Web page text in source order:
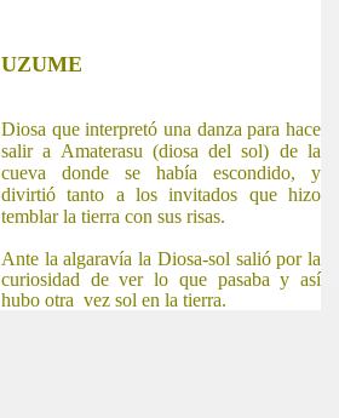
UZUME
Diosa que interpretó una danza para hace
salir a Amaterasu (diosa del sol) de la
cueva donde se había escondido, y
divirtió tanto a los invitados que hizo
temblar la tierra con sus risas.
Ante la algaravíala Diosa-sol salió por la
curiosidad de ver lo que pasaba y así
hubo otra vez sol en la tierra.